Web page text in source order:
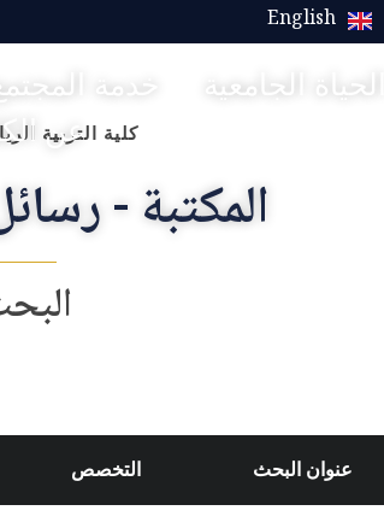
English
الحياة الجامعية خدمة
عن
كلية التربية
المكتبة -
عنوان البحث التخصص